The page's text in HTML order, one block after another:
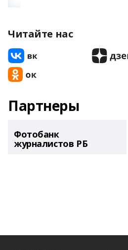
Читайте нас
Партнеры
Фотобанк
журналистов РБ